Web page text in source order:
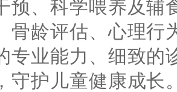
预、科学喂养及辅
骨龄评估、心理行
专业能力、细致的
守护儿童健康成长